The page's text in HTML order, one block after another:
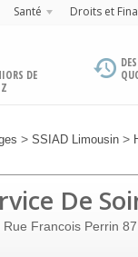
Santé Droits et
DE
> SSIAD Limousin >
De
Rue Francois Perrin